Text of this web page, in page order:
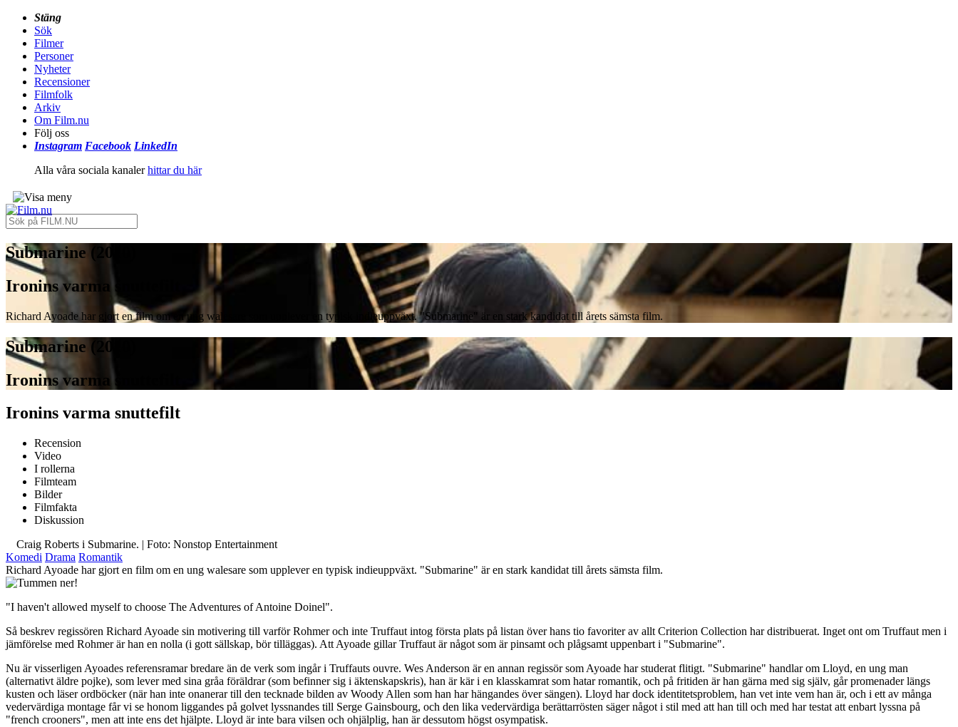
Stäng
Sök
Filmer
Personer
Nyheter
Recensioner
Filmfolk
Arkiv
Om Film.nu
Följ oss
Instagram Facebook LinkedIn
Alla våra sociala kanalerhittar du här
Submarine (2010)
Ironins varma snuttefilt
Richard Ayoade har gjort en film om en ung walesare som upplever en typisk indieuppväxt. "Submarine" är en stark kandidat till årets sämsta film.
Submarine (2010)
Ironins varma snuttefilt
Ironins varma snuttefilt
Recension
Video
I rollerna
Filmteam
Bilder
Filmfakta
Diskussion
Craig Roberts i Submarine. | Foto: Nonstop Entertainment
Komedi Drama Romantik
Richard Ayoade har gjort en film om en ung walesare som upplever en typisk indieuppväxt. "Submarine" är en stark kandidat till årets sämsta film.
"I haven't allowed myself to choose The Adventures of Antoine Doinel".
Så beskrev regissören Richard Ayoade sin motivering till varför Rohmer och inte Truffaut intog första plats på listan över hans tio favoriter av allt Criterion Collection har distribuerat. Inget ont om Truffaut men i
jämförelse med Rohmer är han en nolla (i gott sällskap, bör tilläggas). Att Ayoade gillar Truffaut är något som är pinsamt och plågsamt uppenbart i "Submarine".
Nu är visserligen Ayoades referensramar bredare än de verk som ingår i Truffauts ouvre. Wes Anderson är en annan regissör som Ayoade har studerat flitigt. "Submarine" handlar om Lloyd, en ung man
(alternativt äldre pojke), som lever med sina gråa föräldrar (som befinner sig i äktenskapskris), han är kär i en klasskamrat som hatar romantik, och på fritiden är han gärna med sig själv, går promenader längs
kusten och läser ordböcker (när han inte onanerar till den tecknade bilden av Woody Allen som han har hängandes över sängen). Lloyd har dock identitetsproblem, han vet inte vem han är, och i ett av många
vedervärdiga montage får vi se honom liggandes på golvet lyssnandes till Serge Gainsbourg, och den lika vedervärdiga berättarrösten säger något i stil med att han till och med har testat att enbart lyssna på
"french crooners", men att inte ens det hjälpte. Lloyd är inte bara vilsen och ohjälplig, han är dessutom högst osympatisk.